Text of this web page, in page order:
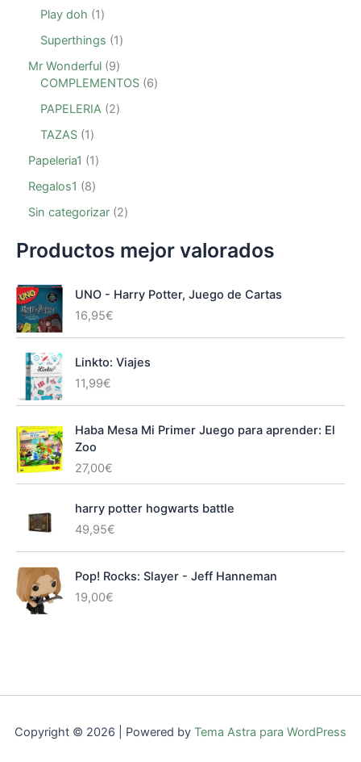
Play doh
1
Superthings
1
Mr Wonderful 9
COMPLEMENTOS 6
PAPELERIA 2
TAZAS 1
Papeleria1
1
Regalos1
8
Sin categorizar 2
Productos mejor valorados
UNO - Harry Potter, Juego de Cartas
16,95€
Linkto: Viajes
11,99€
Haba Mesa Mi Primer Juego para aprender: El
Zoo
27,00€
harry potter hogwarts battle
49,95€
Pop! Rocks: Slayer - Jeff Hanneman
19,00€
Copyright © 2026 | Powered by Tema Astra para WordPress